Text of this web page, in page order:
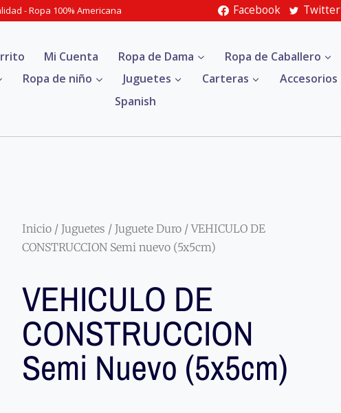
- Ropa 100% Americana Facebook Twitter
Mi Cuenta Ropa de Dama
Ropa de Caballero
Ropa de niño Juguetes Carteras
Accesorios
Spanish
Inicio / Juguetes / Juguete Duro / VEHICULO DE
CONSTRUCCION Semi nuevo (5x5cm)
VEHICULO DE
CONSTRUCCION
Semi Nuevo (5x5cm)